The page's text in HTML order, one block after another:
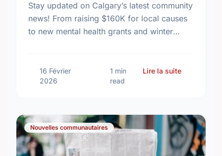
Stay updated on Calgary’s latest community
news! From raising $160K for local causes
to new mental health grants and winter
16 Février
2026
1 min
read
Lire la suitesur
Nouvelles communautaires